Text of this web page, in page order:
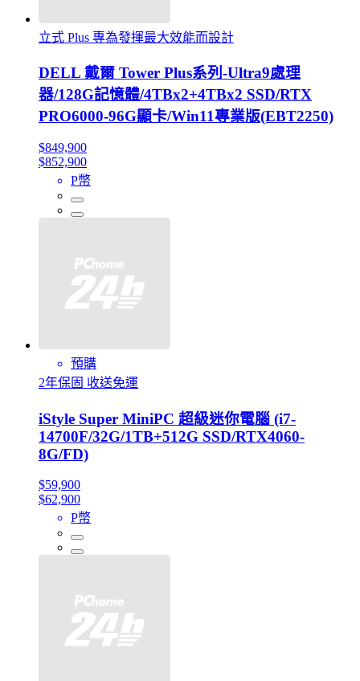
立式 Plus 專為發揮最大效能而設計
DELL 戴爾 Tower Plus系列-Ultra9處理
器/128G記憶體/4TBx2+4TBx2 SSD/RTX
PRO6000-96G顯卡/Win11專業版(EBT2250)
$849,900
$852,900
P幣
預購
2年保固 收送免運
iStyle Super MiniPC 超級迷你電腦 (i7-
14700F/32G/1TB+512G SSD/RTX4060-
8G/FD)
$59,900
$62,900
P幣